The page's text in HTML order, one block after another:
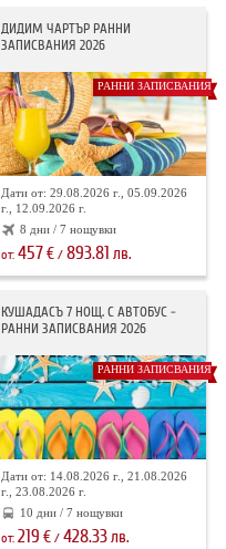
ДИДИМ ЧАРТЪР РАННИ
ЗАПИСВАНИЯ 2026
РАННИ ЗАПИСВАНИЯ
Дати от: 29.08.2026 г., 05.09.2026
г., 12.09.2026 г.
8 дни / 7 нощувки
от:457€ /893.81 лв.
КУШАДАСЪ 7 НОЩ. С АВТОБУС -
РАННИ ЗАПИСВАНИЯ 2026
РАННИ ЗАПИСВАНИЯ
Дати от: 14.08.2026 г., 21.08.2026
г., 23.08.2026 г.
10 дни / 7 нощувки
от:219 € /428.33лв.